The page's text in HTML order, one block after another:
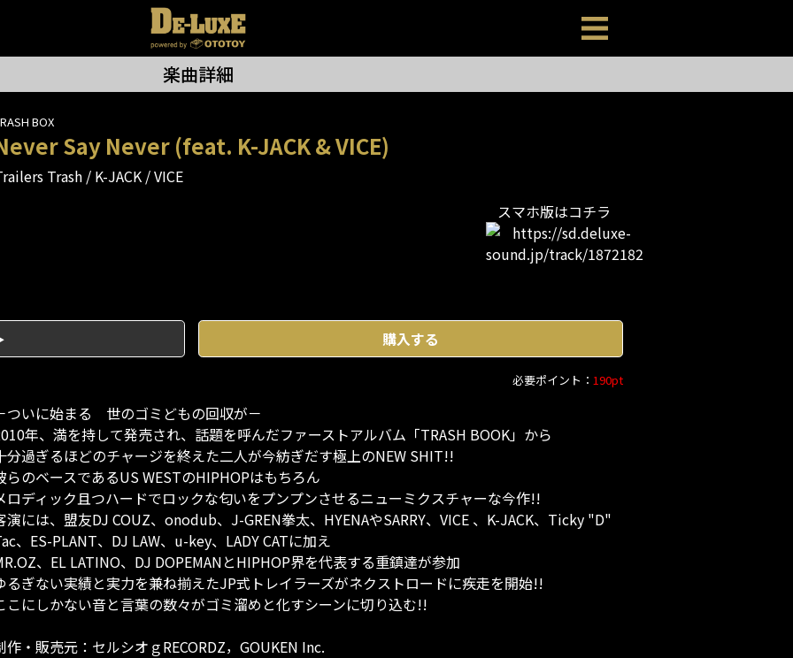
楽曲詳細
BOX
Say Never (feat. K-JACK & VICE)
Trash K-JACK
VICE
スマホ版はコチラ
購入する
必要ポイント： 190pt
ついに始まる 世のゴミどもの回収が－
年、満を持して発売され、話題を呼んだファーストアルバム「TRASH BOOK」から
分過ぎるほどのチャージを終えた二人が今紡ぎだす極上のNEW SHIT!!
らのベースであるUS WESTのHIPHOPはもちろん
ロディック且つハードでロックな匂いをプンプンさせるニューミクスチャーな今作!!
演には、盟友DJ COUZ、onodub、J-GREN拳太、HYENAやSARRY、VICE 、K-JACK、Ticky "D"
、ES-PLANT、DJ LAW、u-key、LADY CATに加え
、EL LATINO、DJ DOPEMANとHIPHOP界を代表する重鎮達が参加
るぎない実績と実力を兼ね揃えたJP式トレイラーズがネクストロードに疾走を開始!!
こにしかない音と言葉の数々がゴミ溜めと化すシーンに切り込む!!
作・販売元：セルシオｇRECORDZ，GOUKEN Inc.